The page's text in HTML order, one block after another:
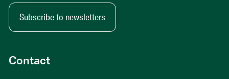
Contact
Subscribe to newsletters